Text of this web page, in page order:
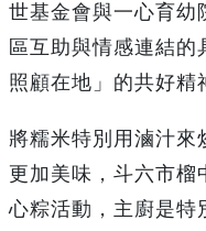
世基金會與一心育幼
區互助與情感連結
照顧在地」的共好精
將糯米特別用滷汁來
更加美味，斗六市榴
心粽活動，主廚是特